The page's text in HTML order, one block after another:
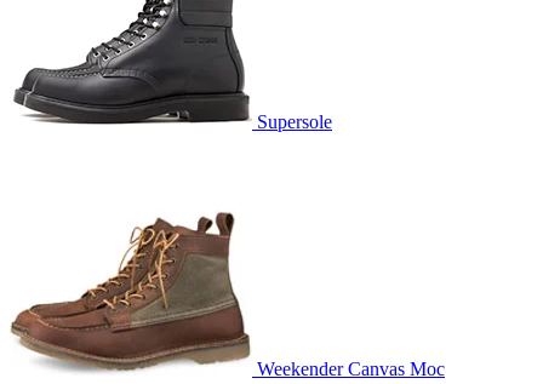
Supersole
Weekender Canvas Moc